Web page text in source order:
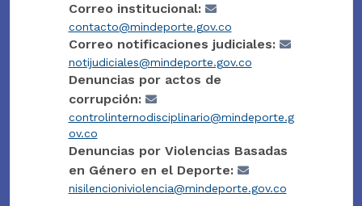
Correo institucional:
contacto@mindeporte.gov.co
Correo notificaciones judiciales:
notijudiciales@mindeporte.gov.co
Denuncias por actos de
corrupción:
controlinternodisciplinario@mindeporte.g
ov.co
Denuncias por Violencias Basadas
en Género en el Deporte:
nisilencioniviolencia@mindeporte.gov.co